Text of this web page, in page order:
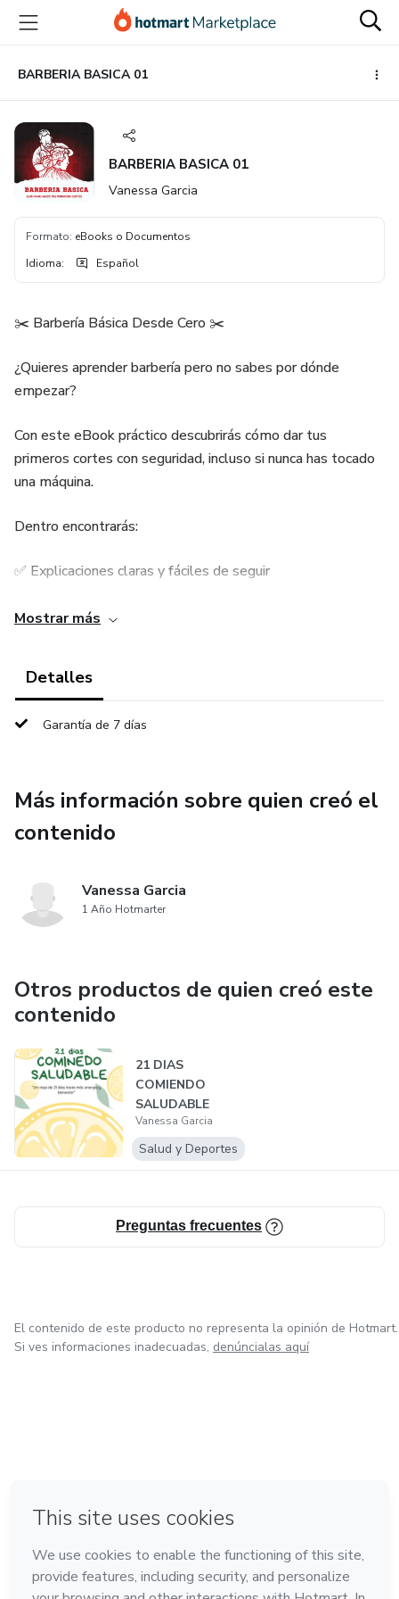
principal
página
de
página
BARBERIA BASICA 01
BARBERIA BASICA 01
Vanessa Garcia
Formato: eBooks o Documentos
Idioma: Español
✂️ Barbería Básica Desde Cero ✂️
¿Quieres aprender barbería pero no sabes por dónde
empezar?
Con este eBook práctico descubrirás cómo dar tus
primeros cortes con seguridad, incluso si nunca has tocado
una máquina.
Dentro encontrarás:
✅ Explicaciones claras y fáciles de seguir
✅ Técnicas básicas para cortes, degradados y perfilados
casa
✅ Errores comunes y cómo evitarlos
experiencia previa. Solo ganas de aprender y empezar a
tablet o computadora y comienza hoy mismo.
🔑 Conviértete en barbero desde casa, gana confianza y
demanda.
Mostrar más
Detalles
Garantía de 7 días
Más información sobre quien creó el
contenido
Vanessa Garcia
1 Año Hotmarter
Otros productos de quien creó este
contenido
21 DIAS
COMIENDO
SALUDABLE
(WORKBOOK)
Vanessa Garcia
Salud y Deportes
Preguntas frecuentes
El contenido de este producto no representa la opinión de Hotmart.
Si ves informaciones inadecuadas, denúncialas aquí
Hecho con❤ en Belo Horizonte